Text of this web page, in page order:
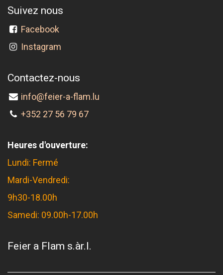
Suivez nous
Facebook
Instagram
Contactez-nous
info@feier-a-flam.lu
+352 27 56 79 67
Heures d'ouverture:
Lundi: Fermé
Mardi-Vendredi:
9h30-18.00h
Samedi: 09.00h-17.00h
Feier a Flam s.àr.l.